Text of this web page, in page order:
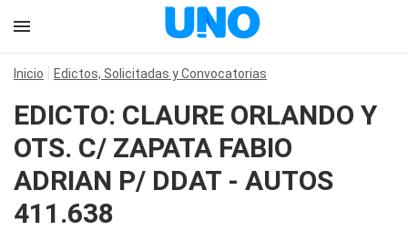
Inicio Edictos, Solicitadas y Convocatorias
EDICTO: CLAURE ORLANDO Y
OTS. C/ ZAPATA FABIO
ADRIAN P/ DDAT - AUTOS
411.638